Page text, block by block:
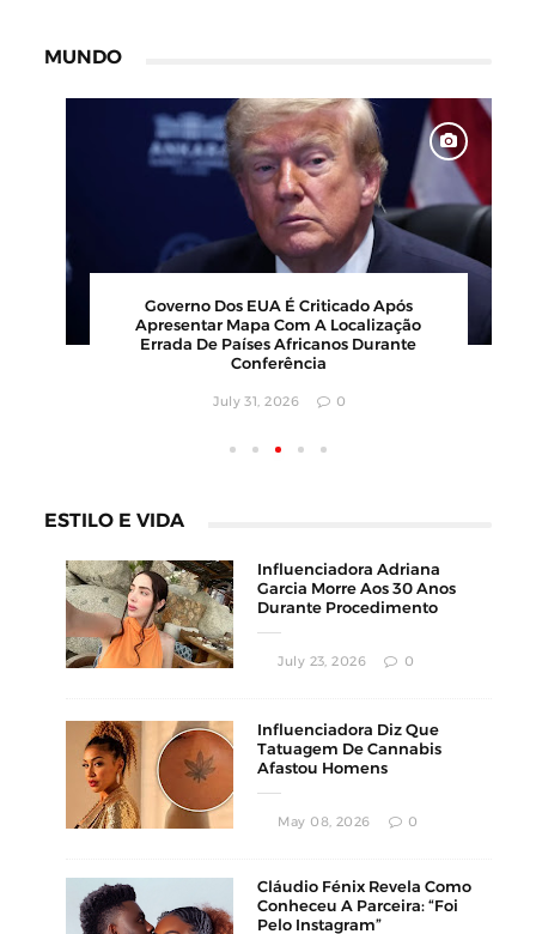
MUNDO
Barbearia Nudista Viraliza Ao Atrair
Clientes Com Conceito Inusitado E
Faturamento Milionário
ESTILO E VIDA
Influenciadora Adriana
Garcia Morre Aos 30 Anos
Durante Procedimento
July 23, 2026 0
Influenciadora Diz Que
Tatuagem De Cannabis
Afastou Homens
May 08, 2026 0
Cláudio Fénix Revela Como
Conheceu A Parceira: “Foi
Pelo Instagram”